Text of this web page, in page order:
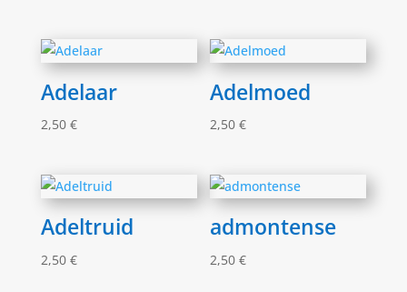
Adelaar
2,50 €
Adelmoed
2,50€
Adeltruid
2,50 €
admontense
2,50€